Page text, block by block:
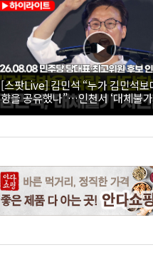
[스팟Live] 김민석 “누가 김민석보
향을 공유했나”…인천서 ‘대체불
26.08.08 더불어민주당 당대표·최고